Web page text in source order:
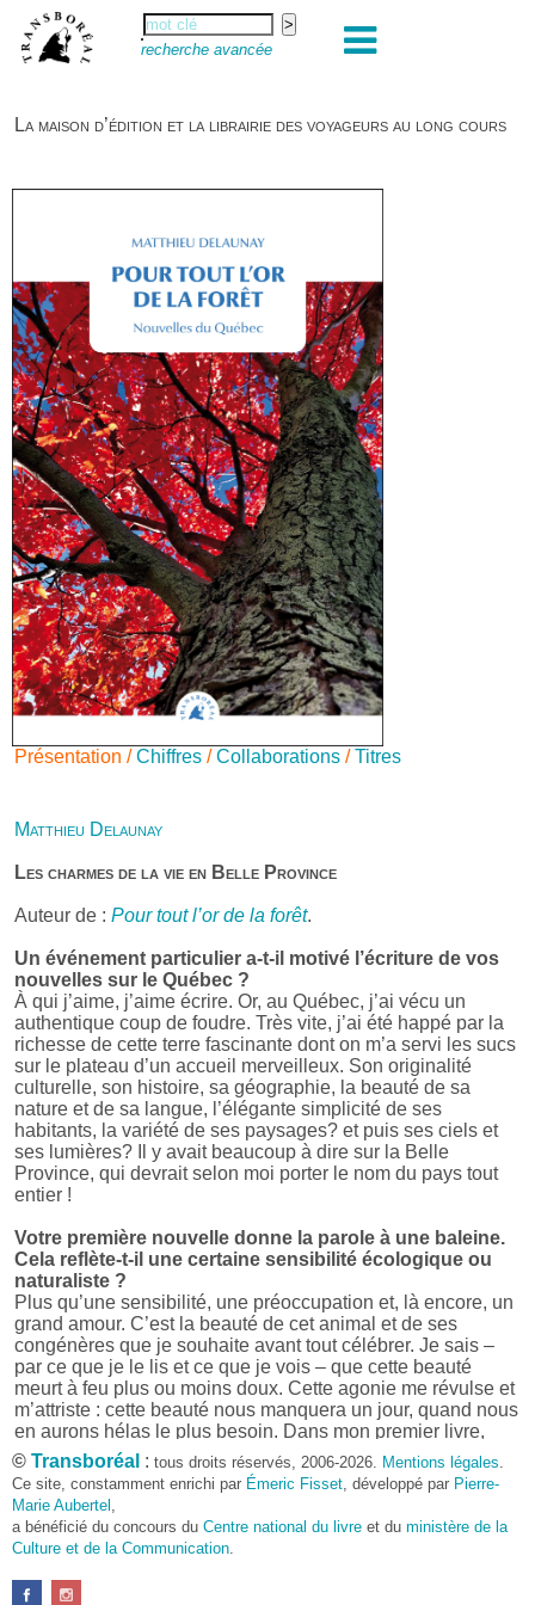
recherche avancée
La maison d’édition et la librairie des voyageurs au long cours
Présentation /Chiffres /Collaborations /Titres
Matthieu Delaunay
Les charmes de la vie en Belle Province
Auteur de : Pour tout l’or de la forêt.
Un événement particulier a-t-il motivé l’écriture de vos
nouvelles sur le Québec ?
À qui j’aime, j’aime écrire. Or, au Québec, j’ai vécu un
authentique coup de foudre. Très vite, j’ai été happé par la
richesse de cette terre fascinante dont on m’a servi les sucs
sur le plateau d’un accueil merveilleux. Son originalité
culturelle, son histoire, sa géographie, la beauté de sa
nature et de sa langue, l’élégante simplicité de ses
habitants, la variété de ses paysages? et puis ses ciels et
ses lumières? Il y avait beaucoup à dire sur la Belle
Province, qui devrait selon moi porter le nom du pays tout
entier !
Votre première nouvelle donne la parole à une baleine.
Cela reflète-t-il une certaine sensibilité écologique ou
naturaliste ?
Plus qu’une sensibilité, une préoccupation et, là encore, un
grand amour. C’est la beauté de cet animal et de ses
congénères que je souhaite avant tout célébrer. Je sais –
par ce que je le lis et ce que je vois – que cette beauté
meurt à feu plus ou moins doux. Cette agonie me révulse et
m’attriste : cette beauté nous manquera un jour, quand nous
en aurons hélas le plus besoin. Dans mon premier livre,
j’avais pris goût à me mettre dans la peau d’une bête. Outre
l’intérêt de l’exercice littéraire, il me semble que cela peut
être un bon moyen pour transmettre certains messages.
Pourquoi avoir choisi le format des nouvelles plutôt
qu’un autre ?
D’abord parce que j’aime (décidément!) en lire !
© Transboréal : tous droits réservés, 2006-2026. Mentions légales
Ce site, constamment enrichi par Émeric Fisset , développé par Pierre-
Marie Aubertel
a bénéficié du concours du Centre national du livre et du ministère de la
Culture et de la Communication